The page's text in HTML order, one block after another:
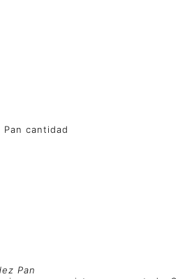
Pan cantidad
Pan